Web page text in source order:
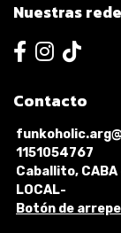
Nuestras
Contacto
1151054767
Caballito, CABA
LOCAL-
Botón de